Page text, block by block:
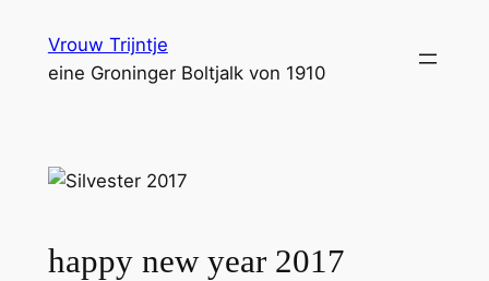
Inhalt
springen
Vrouw Trijntje
eine Groninger Boltjalk von 1910
happy new year 2017